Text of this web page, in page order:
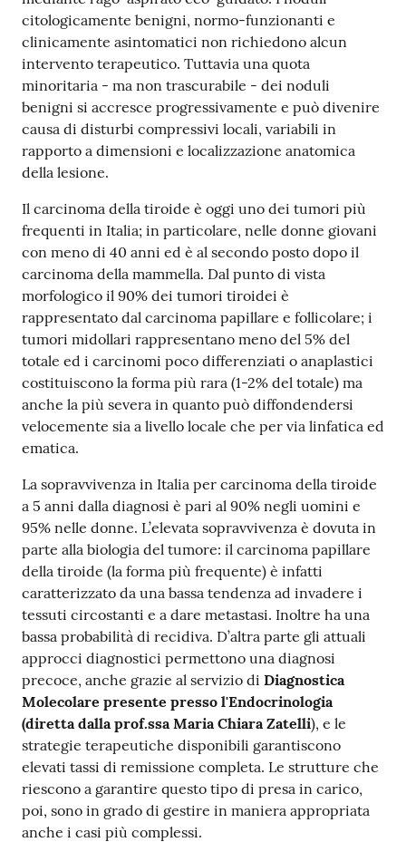
citologicamente benigni, normo-funzionanti e
clinicamente asintomatici non richiedono alcun
intervento terapeutico. Tuttavia una quota
minoritaria - ma non trascurabile - dei noduli
benigni si accresce progressivamente e può divenire
causa di disturbi compressivi locali, variabili in
rapporto a dimensioni e localizzazione anatomica
della lesione.
Il carcinoma della tiroide è oggi uno dei tumori più
frequenti in Italia; in particolare, nelle donne giovani
con meno di 40 anni ed è al secondo posto dopo il
carcinoma della mammella. Dal punto di vista
morfologico il 90% dei tumori tiroidei è
rappresentato dal carcinoma papillare e follicolare; i
tumori midollari rappresentano meno del 5% del
totale ed i carcinomi poco differenziati o anaplastici
costituiscono la forma più rara (1-2% del totale) ma
anche la più severa in quanto può diffondendersi
velocemente sia a livello locale che per via linfatica ed
ematica.
La sopravvivenza in Italia per carcinoma della tiroide
a 5 anni dalla diagnosi è pari al 90% negli uomini e
95% nelle donne. L’elevata sopravvivenza è dovuta in
parte alla biologia del tumore: il carcinoma papillare
della tiroide (la forma più frequente) è infatti
caratterizzato da una bassa tendenza ad invadere i
tessuti circostanti e a dare metastasi. Inoltre ha una
bassa probabilità di recidiva. D’altra parte gli attuali
approcci diagnostici permettono una diagnosi
precoce, anche grazie al servizio di Diagnostica
Molecolare presente presso l'Endocrinologia
(diretta dalla prof.ssa Maria Chiara Zatelli), e le
strategie terapeutiche disponibili garantiscono
elevati tassi di remissione completa. Le strutture che
riescono a garantire questo tipo di presa in carico,
poi, sono in grado di gestire in maniera appropriata
anche i casi più complessi.